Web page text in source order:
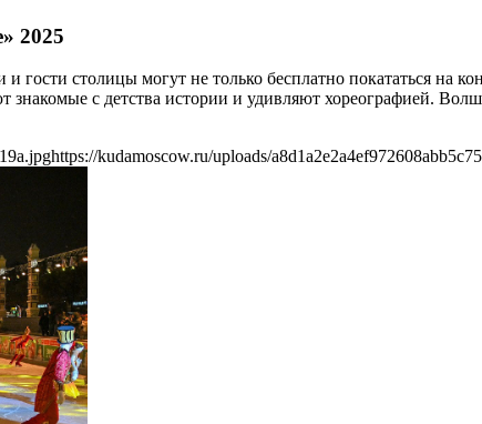
2025
столицы могут не только бесплатно покататься на
с детства истории и удивляют хореографией.
https://kudamoscow.ru/uploads/